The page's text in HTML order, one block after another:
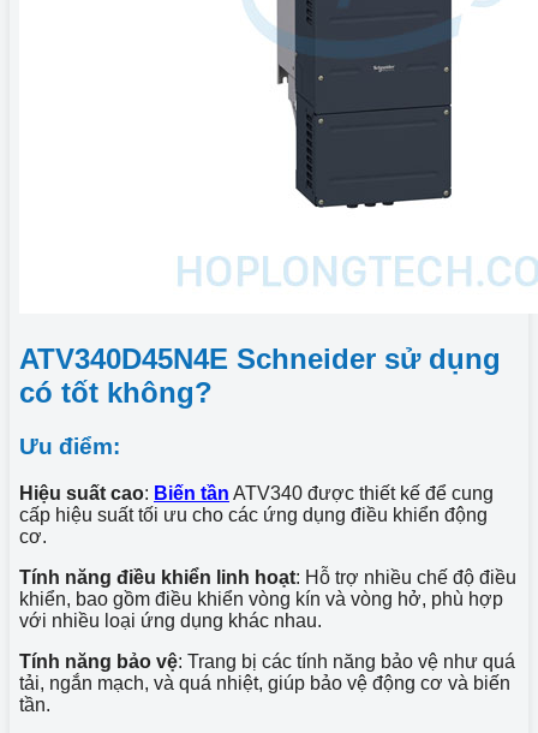
ATV340D45N4E Schneider sử dụng
có tốt không?
Ưu điểm:
Hiệu suất cao: Biến tần ATV340 được thiết kế để cung
cấp hiệu suất tối ưu cho các ứng dụng điều khiển động
cơ.
Tính năng điều khiển linh hoạt: Hỗ trợ nhiều chế độ điều
khiển, bao gồm điều khiển vòng kín và vòng hở, phù hợp
với nhiều loại ứng dụng khác nhau.
Tính năng bảo vệ: Trang bị các tính năng bảo vệ như quá
tải, ngắn mạch, và quá nhiệt, giúp bảo vệ động cơ và biến
tần.